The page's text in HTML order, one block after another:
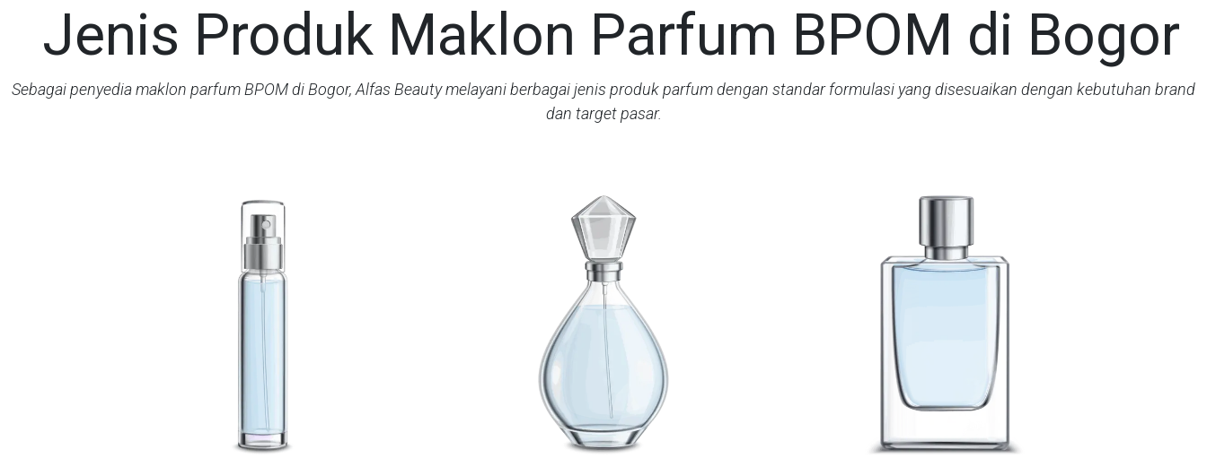
Jenis Produk Maklon Parfum BPOM di Bogor
Sebagai penyedia maklon parfum BPOM di Bogor, Alfas Beauty melayani berbagai jenis produk parfum dengan standar formulasi yang disesuaikan dengan kebutuhan brand
dan target pasar.​